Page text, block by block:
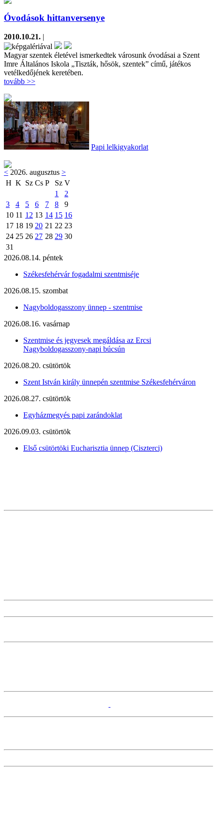
Óvodások hittanversenye
2010.10.21. |
Magyar szentek életével ismerkedtek városunk óvodásai a Szent
Imre Általános Iskola „Tiszták, hősök, szentek” című, játékos
vetélkedőjének keretében.
tovább >>
Papi lelkigyakorlat
< 2026. augusztus >
H K Sz Cs P Sz V
1
2
3
4 5 6 7 8
9
10 11 12 13 14 15 16
17 18 19 20 21 22 23
24 25 26 27 28 29 30
31
2026.08.14. péntek
Székesfehérvár fogadalmi szentmiséje
2026.08.15. szombat
Nagyboldogasszony ünnep - szentmise
2026.08.16. vasárnap
Szentmise és jegyesek megáldása az Ercsi
Nagyboldogasszony-napi búcsún
2026.08.20. csütörtök
Szent István király ünnepén szentmise Székesfehérváron
2026.08.27. csütörtök
Egyházmegyés papi zarándoklat
2026.09.03. csütörtök
Első csütörtöki Eucharisztia ünnep (Ciszterci)